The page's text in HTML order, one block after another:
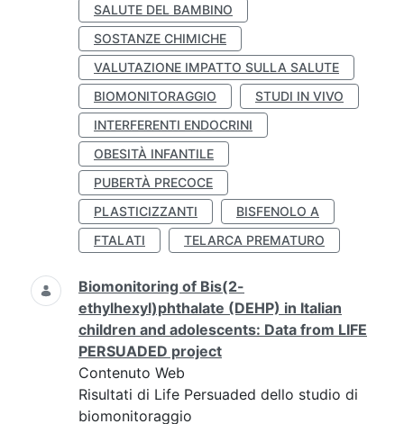
SALUTE DEL BAMBINO
SOSTANZE CHIMICHE
VALUTAZIONE IMPATTO SULLA SALUTE
BIOMONITORAGGIO
STUDI IN VIVO
INTERFERENTI ENDOCRINI
OBESITÀ INFANTILE
PUBERTÀ PRECOCE
PLASTICIZZANTI
BISFENOLO A
FTALATI
TELARCA PREMATURO
Biomonitoring of Bis(2-
ethylhexyl)phthalate (DEHP) in Italian
children and adolescents: Data from LIFE
PERSUADED project
Contenuto Web
Risultati di Life Persuaded dello studio di
biomonitoraggio